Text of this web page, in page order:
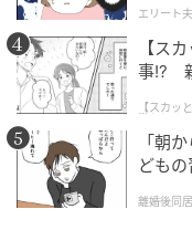
エリート
【ス
事!?
【スカッ
懲らしめ
「朝
ども
離婚後同居